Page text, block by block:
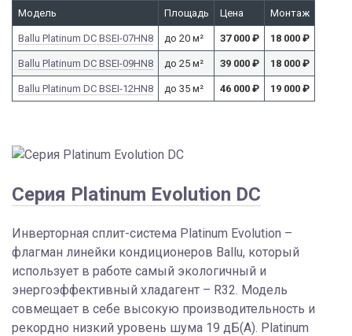
Модель Площадь Цена Монтаж
Ballu Platinum DC BSEI-07HN8 до 20 м² 37 000 ₽ 18 000 ₽
Ballu Platinum DC BSEI-09HN8 до 25 м² 39 000 ₽ 18 000 ₽
Ballu Platinum DC BSEI-12HN8 до 35 м² 46 000 ₽ 19 000 ₽
Серия Platinum Evolution DC
Инверторная сплит-система Platinum Evolution –
флагман линейки кондиционеров Ballu, который
использует в работе самый экологичный и
энергоэффективный хладагент – R32. Модель
совмещает в себе высокую производительность и
рекордно низкий уровень шума 19 дБ(А). Platinum